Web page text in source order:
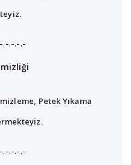
.-.-.-.-
Petek Yıkama
.-.-.-.-